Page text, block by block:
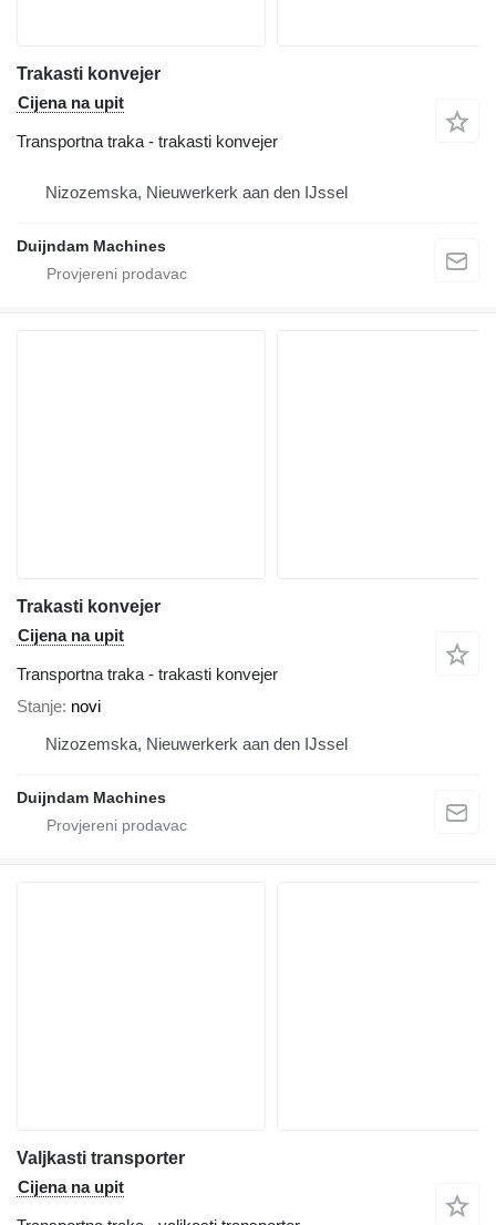
Trakasti konvejer
Cijena na upit
Transportna traka - trakasti konvejer
Nizozemska, Nieuwerkerk aan den IJssel
Duijndam Machines
Trakasti konvejer
Cijena na upit
Transportna traka - trakasti konvejer
Stanje novi
Nizozemska, Nieuwerkerk aan den IJssel
Duijndam Machines
Valjkasti transporter
Cijena na upit